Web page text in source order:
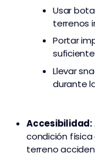
Usar
terrenos
Portar
Llevar
durante
Accesibilidad:
condición
terreno